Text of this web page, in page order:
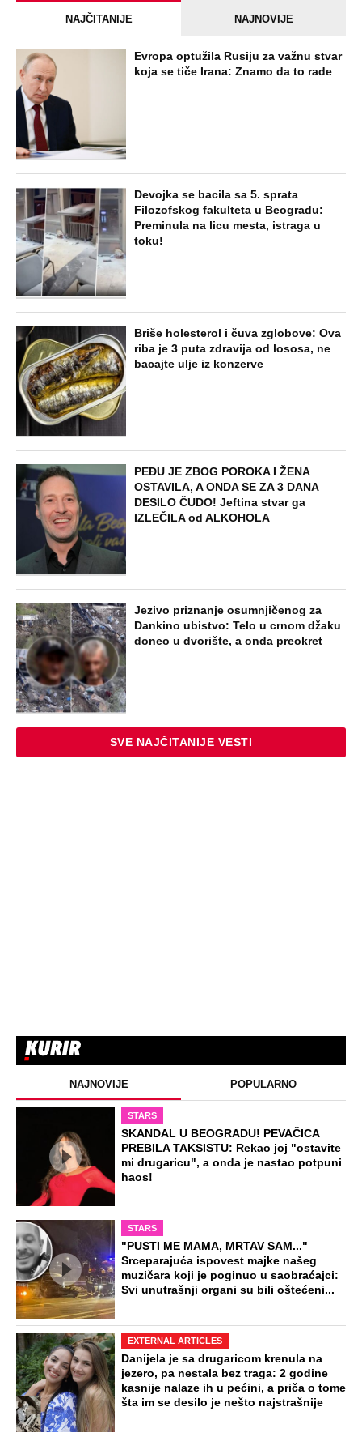
NAJČITANIJE NAJNOVIJE
Evropa optužila Rusiju za važnu stvar
koja se tiče Irana: Znamo da to rade
Devojka se bacila sa 5. sprata
Filozofskog fakulteta u Beogradu:
Preminula na licu mesta, istraga u
toku!
Briše holesterol i čuva zglobove: Ova
riba je 3 puta zdravija od lososa, ne
bacajte ulje iz konzerve
PEĐU JE ZBOG POROKA I ŽENA
OSTAVILA, A ONDA SE ZA 3 DANA
DESILO ČUDO! Jeftina stvar ga
IZLEČILA od ALKOHOLA
Jezivo priznanje osumnjičenog za
Dankino ubistvo: Telo u crnom džaku
doneo u dvorište, a onda preokret
SVE NAJČITANIJE VESTI
NAJNOVIJE POPULARNO
STARS
SKANDAL U BEOGRADU! PEVAČICA
PREBILA TAKSISTU: Rekao joj "ostavite
mi drugaricu", a onda je nastao potpuni
haos!
STARS
"PUSTI ME MAMA, MRTAV SAM..."
Srceparajuća ispovest majke našeg
muzičara koji je poginuo u saobraćajci:
Svi unutrašnji organi su bili oštećeni...
EXTERNAL ARTICLES
Danijela je sa drugaricom krenula na
jezero, pa nestala bez traga: 2 godine
kasnije nalaze ih u pećini, a priča o tome
šta im se desilo je nešto najstrašnije